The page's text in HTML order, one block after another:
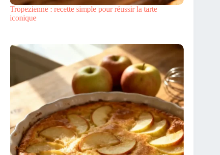
Tropezienne : recette simple pour réussir la tarte
iconique